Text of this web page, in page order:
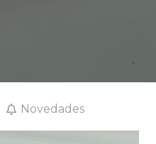
Novedades